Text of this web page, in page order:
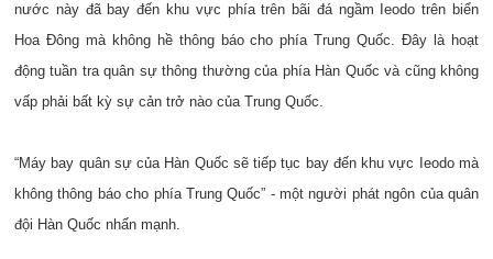
nước này đã bay đến khu vực phía trên bãi đá ngầm Ieodo trên biển
Hoa Đông mà không hề thông báo cho phía Trung Quốc. Đây là hoạt
động tuần tra quân sự thông thường của phía Hàn Quốc và cũng không
vấp phải bất kỳ sự cản trở nào của Trung Quốc.
“Máy bay quân sự của Hàn Quốc sẽ tiếp tục bay đến khu vực Ieodo mà
không thông báo cho phía Trung Quốc” - một người phát ngôn của quân
đội Hàn Quốc nhấn mạnh.